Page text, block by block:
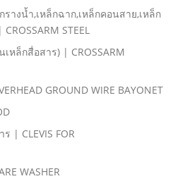
รางนํ้า,เหล็กฉาก,เหล็กคอนสาย,เหล็ก
STEEL
หล็กสื่อสาร) | CROSSARM
GROUND WIRE BAYONET
| CLEVIS FOR
WASHER